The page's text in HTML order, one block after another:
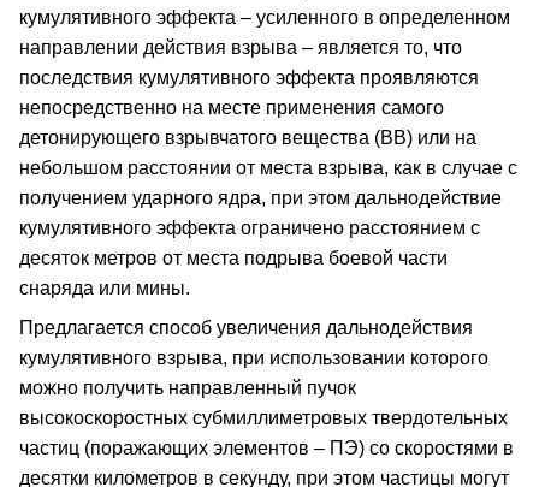
кумулятивного эффекта – усиленного в определенном
направлении действия взрыва – является то, что
последствия кумулятивного эффекта проявляются
непосредственно на месте применения самого
детонирующего взрывчатого вещества (ВВ) или на
небольшом расстоянии от места взрыва, как в случае с
получением ударного ядра, при этом дальнодействие
кумулятивного эффекта ограничено расстоянием с
десяток метров от места подрыва боевой части
снаряда или мины.
Предлагается способ увеличения дальнодействия
кумулятивного взрыва, при использовании которого
можно получить направленный пучок
высокоскоростных субмиллиметровых твердотельных
частиц (поражающих элементов – ПЭ) со скоростями в
десятки километров в секунду, при этом частицы могут